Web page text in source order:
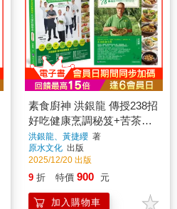
素食廚神 洪銀龍 傳授238招
好吃健康烹調秘笈+苦茶油
78道蔬食料理絕配＆正確用
油知識套書(共2本)
洪銀龍、黃捷纓 著
原水文化 出版
2025/12/20 出版
9 折 特價 900 元
加入購物車